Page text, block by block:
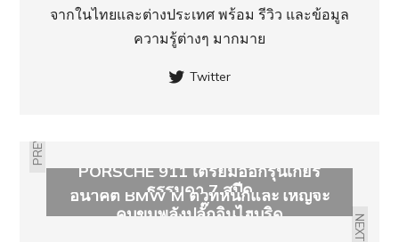
จากในไทยและต่างประเทศ พร้อม รีวิว และข้อมูล
ความรู้ต่างๆ มากมาย
Twitter
PREVIOUS
PORSCHE 911 เตรียมออกรุ่นเกียร์
ธรรมดา 7 สปีด
NEXT
อนาคต BMW M ตัวที่หนักและใหญ่จะ
คบขุมพลังปลั๊กอินไฮบริด